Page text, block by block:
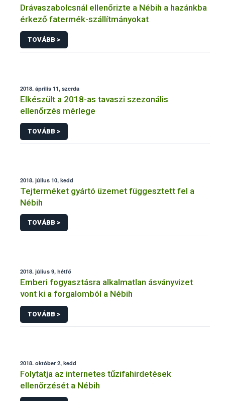
Drávaszabolcsnál ellenőrizte a Nébih a hazánkba
érkező fatermék-szállítmányokat
TOVÁBB >
2018. április 11, szerda
Elkészült a 2018-as tavaszi szezonális
ellenőrzés mérlege
TOVÁBB >
2018. július 10, kedd
Tejterméket gyártó üzemet függesztett fel a
Nébih
TOVÁBB >
2018. július 9, hétfő
Emberi fogyasztásra alkalmatlan ásványvizet
vont ki a forgalomból a Nébih
TOVÁBB >
2018. október 2, kedd
Folytatja az internetes tűzifahirdetések
ellenőrzését a Nébih